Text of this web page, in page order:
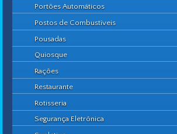
Portões Automáticos
Postos de Combustíveis
Pousadas
Quiosque
Rações
Restaurante
Rotisseria
Segurança Eletrônica